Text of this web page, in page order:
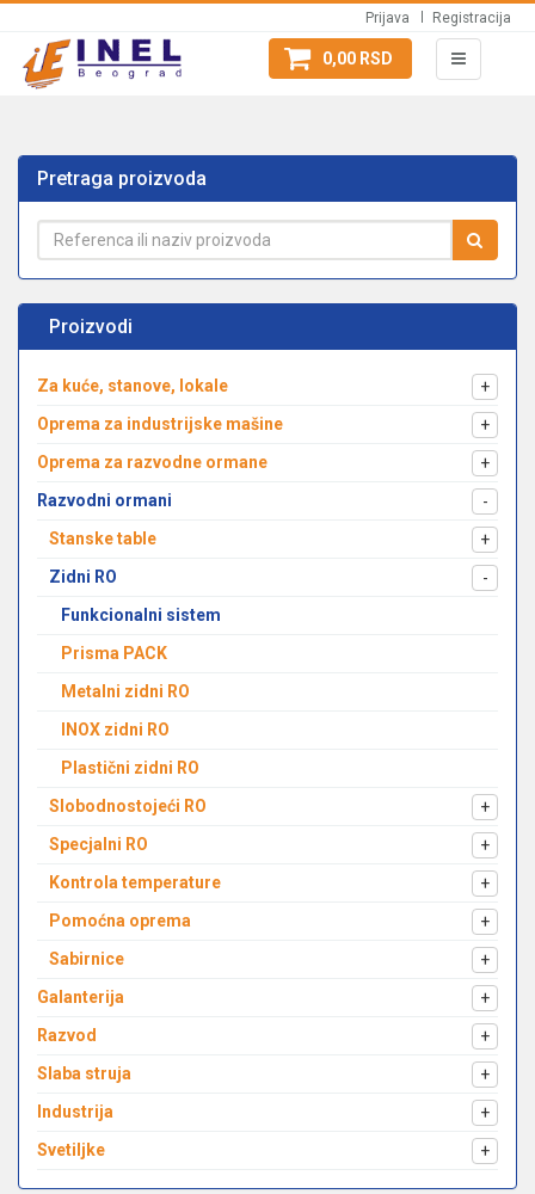
Prijava Registracija
0,00 RSD
Pretraga proizvoda
Proizvodi
Za kuće, stanove, lokale
+
Oprema za industrijske mašine
+
Oprema za razvodne ormane
+
Razvodni ormani
-
Stanske table
+
Zidni RO
-
Funkcionalni sistem
Prisma PACK
Metalni zidni RO
INOX zidni RO
Plastični zidni RO
Slobodnostojeći RO
+
Specjalni RO
+
Kontrola temperature
+
Pomoćna oprema
+
Sabirnice
+
Galanterija
+
Razvod
+
Slaba struja
+
Industrija
+
Svetiljke
+